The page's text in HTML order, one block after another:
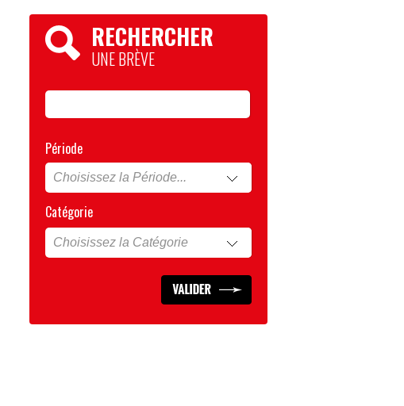
RECHERCHER
UNE BRÈVE
Période
Catégorie